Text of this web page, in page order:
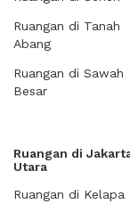
Ruangan di Tanah
Abang
Ruangan di Sawah
Besar
Ruangan di
Utara
Ruangan di Kelapa